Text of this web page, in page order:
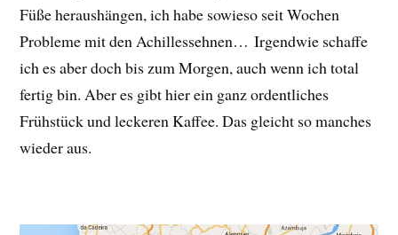
Füße heraushängen, ich habe sowieso seit Wochen
Probleme mit den Achillessehnen… Irgendwie schaffe
ich es aber doch bis zum Morgen, auch wenn ich total
fertig bin. Aber es gibt hier ein ganz ordentliches
Frühstück und leckeren Kaffee. Das gleicht so manches
wieder aus.